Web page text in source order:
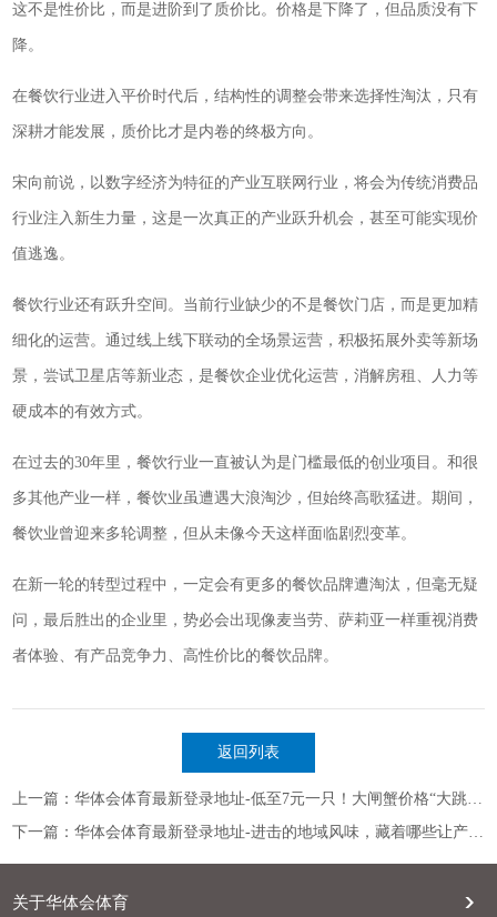
这不是性价比，而是进阶到了质价比。价格是下降了，但品质没有下
降。
在餐饮行业进入平价时代后，结构性的调整会带来选择性淘汰，只有
深耕才能发展，质价比才是内卷的终极方向。
宋向前说，以数字经济为特征的产业互联网行业，将会为传统消费品
行业注入新生力量，这是一次真正的产业跃升机会，甚至可能实现价
值逃逸。
餐饮行业还有跃升空间。当前行业缺少的不是餐饮门店，而是更加精
细化的运营。通过线上线下联动的全场景运营，积极拓展外卖等新场
景，尝试卫星店等新业态，是餐饮企业优化运营，消解房租、人力等
硬成本的有效方式。
在过去的30年里，餐饮行业一直被认为是门槛最低的创业项目。和很
多其他产业一样，餐饮业虽遭遇大浪淘沙，但始终高歌猛进。期间，
餐饮业曾迎来多轮调整，但从未像今天这样面临剧烈变革。
在新一轮的转型过程中，一定会有更多的餐饮品牌遭淘汰，但毫无疑
问，最后胜出的企业里，势必会出现像麦当劳、萨莉亚一样重视消费
者体验、有产品竞争力、高性价比的餐饮品牌。
返回列表
关于华体会体育